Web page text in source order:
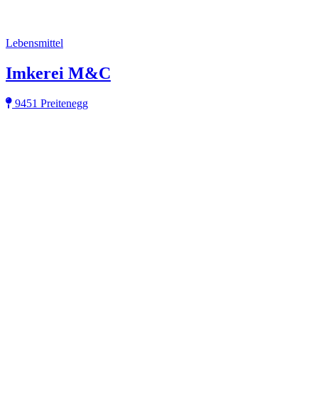
Lebensmittel
Imkerei M&C
9451 Preitenegg